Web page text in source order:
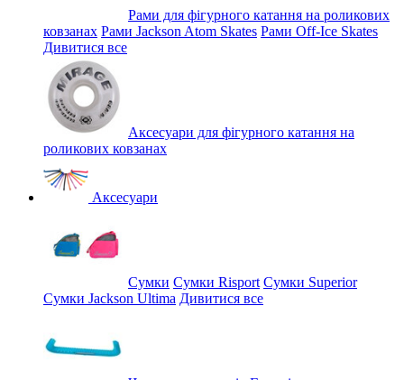
Рами для фігурного катання на роликових
ковзанах Рами Jackson Atom Skates Рами Off-Ice Skates
Дивитися все
Аксесуари для фігурного катання на
роликових ковзанах
Аксесуари
Сумки Сумки Risport Сумки Superior
Сумки Jackson Ultima Дивитися все